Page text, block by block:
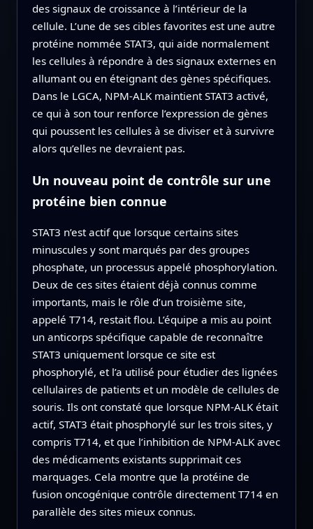
des signaux de croissance à l’intérieur de la
cellule. L’une de ses cibles favorites est une autre
protéine nommée STAT3, qui aide normalement
les cellules à répondre à des signaux externes en
allumant ou en éteignant des gènes spécifiques.
Dans le LGCA, NPM‑ALK maintient STAT3 activé,
ce qui à son tour renforce l’expression de gènes
qui poussent les cellules à se diviser et à survivre
alors qu’elles ne devraient pas.
Un nouveau point de contrôle sur une
protéine bien connue
STAT3 n’est actif que lorsque certains sites
minuscules y sont marqués par des groupes
phosphate, un processus appelé phosphorylation.
Deux de ces sites étaient déjà connus comme
importants, mais le rôle d’un troisième site,
appelé T714, restait flou. L’équipe a mis au point
un anticorps spécifique capable de reconnaître
STAT3 uniquement lorsque ce site est
phosphorylé, et l’a utilisé pour étudier des lignées
cellulaires de patients et un modèle de cellules de
souris. Ils ont constaté que lorsque NPM‑ALK était
actif, STAT3 était phosphorylé sur les trois sites, y
compris T714, et que l’inhibition de NPM‑ALK avec
des médicaments existants supprimait ces
marquages. Cela montre que la protéine de
fusion oncogénique contrôle directement T714 en
parallèle des sites mieux connus.